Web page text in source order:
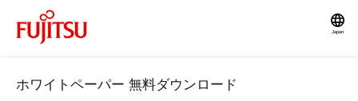
Japan
ホワイトペーパー 無料ダウンロード